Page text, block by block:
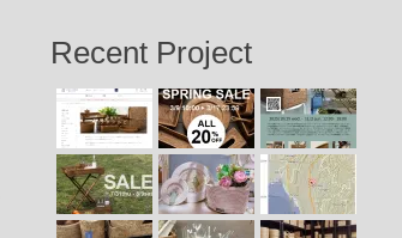
Recent Project